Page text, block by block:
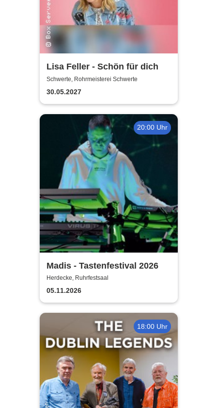
Lisa Feller - Schön für dich
Schwerte, Rohrmeisterei Schwerte
30.05.2027
20:00 Uhr
Madis - Tastenfestival 2026
Herdecke, Ruhrfestsaal
05.11.2026
18:00 Uhr